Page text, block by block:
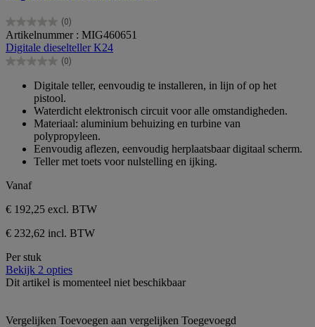
(0)
0.0
van
de
5
Artikelnummer : MIG460651
Digitale dieselteller K24
(0)
0.0
sterren.
Digitale teller, eenvoudig te installeren, in lijn of op het
pistool.
Waterdicht elektronisch circuit voor alle omstandigheden.
Materiaal: aluminium behuizing en turbine van
polypropyleen.
Eenvoudig aflezen, eenvoudig herplaatsbaar digitaal scherm.
Teller met toets voor nulstelling en ijking.
Vanaf
€ 192,25 excl. BTW
€ 232,62 incl. BTW
Per stuk
Bekijk 2 opties
Dit artikel is momenteel niet beschikbaar
Vergelijken Toevoegen aan vergelijken Toegevoegd